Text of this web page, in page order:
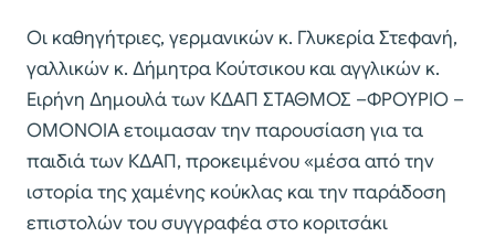
Οι καθηγήτριες, γερμανικών κ. Γλυκερία Στεφανή,
γαλλικών κ. Δήμητρα Κούτσικου και αγγλικών κ.
Ειρήνη Δημουλά των ΚΔΑΠ ΣΤΑΘΜΟΣ –ΦΡΟΥΡΙΟ –
ΟΜΟΝΟΙΑ ετοιμασαν την παρουσίαση για τα
παιδιά των ΚΔΑΠ, προκειμένου «μέσα από την
ιστορία της χαμένης κούκλας και την παράδοση
επιστολών του συγγραφέα στο κοριτσάκι